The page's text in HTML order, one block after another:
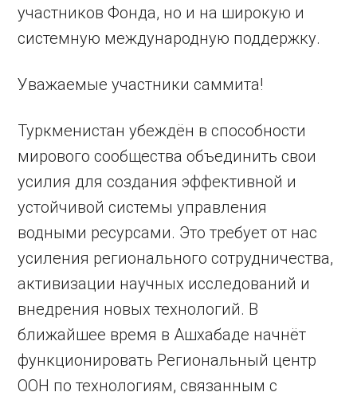
участников Фонда, но и на широкую и
системную международную поддержку.
Уважаемые участники саммита!
Туркменистан убеждён в способности
мирового сообщества объединить свои
усилия для создания эффективной и
устойчивой системы управления
водными ресурсами. Это требует от нас
усиления регионального сотрудничества,
активизации научных исследований и
внедрения новых технологий. В
ближайшее время в Ашхабаде начнёт
функционировать Региональный центр
ООН по технологиям, связанным с